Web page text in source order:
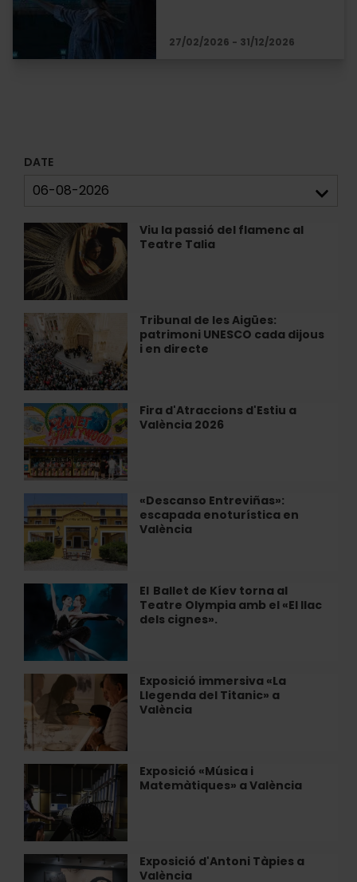
27/02/2026 - 31/12/2026
DATE
Viu la passió del flamenc al
Teatre Talia
Viu
la
passió
del
flamenc
al
Teatre
Talia
Tribunal de les Aigües:
patrimoni UNESCO cada dijous
i en directe
Tribunal
de
les
Aigües:
patrimoni
UNESCO
cada
dijous
en
Fira d'Atraccions d'Estiu a
València 2026
Fira
d'Atraccions
d'Estiu
a
València
2026
«Descanso Entreviñas»:
escapada enoturística en
València
«Descanso
Entreviñas»:
escapada
enoturística
en
València
El Ballet de Kíev torna al
Teatre Olympia amb el «El llac
dels cignes».
Ballet
torna
al
Teatre
amb
el
llac
dels
cignes».
Exposició immersiva «La
Llegenda del Titanic» a
València
Exposició
immersiva
«La
Llegenda
del
Titanic»
València
Exposició «Música i
Matemàtiques» a València
Exposició
«Música
i
Matemàtiques»
a
València
Exposició d'Antoni Tàpies a
València
Exposició